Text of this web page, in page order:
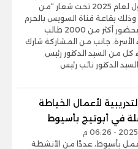
اللقاء الرسمي الأول لعام 2025 تحت شعار “من
وذلك بقاعة قناة السويس بالحرم
الجامعي الجديد، بحضور أكثر من 2000 طالب
جانب من المشاركة شارك
كل من السيد الدكتور رئيس
الدكتور نائب رئيس
لأعمال الخياطة
في أبوتيج بأسيوط
بأسيوط، عددًا من الأنشطة